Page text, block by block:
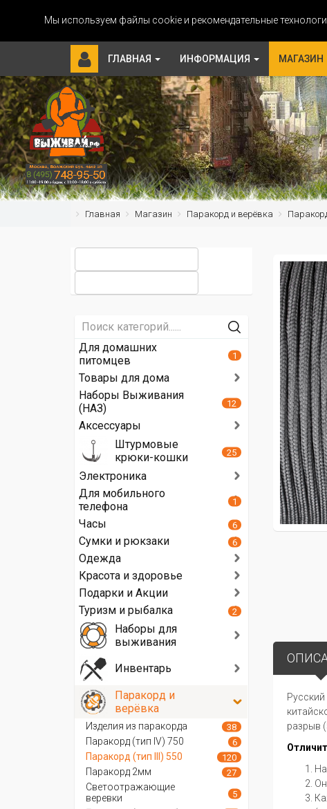
Мы используем файлы cookie и рекомендательные
ГЛАВНАЯ ИНФОРМАЦИЯ МАГАЗИН
Главная Магазин Паракорд и верёвка
разрыв
Для домашних
питомцев
1
Товары для дома
Наборы Выживания
(НАЗ)
12
Аксессуары
Штурмовые
крюки-кошки
25
Электроника
Для мобильного
телефона
1
Часы 6
Сумки и рюкзаки 6
Одежда
Красота и здоровье
Подарки и Акции
Туризм и рыбалка
2
Наборы для
выживания
Инвентарь
Паракорд и
верёвка
Изделия из паракорда 38
Паракорд (тип IV) 750 6
Паракорд (тип III) 550 120
Паракорд 2мм 27
Светоотражающие
веревки
5